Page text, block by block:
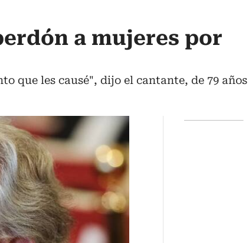
a mujeres por
que les causé", dijo el cantante, de 79 años